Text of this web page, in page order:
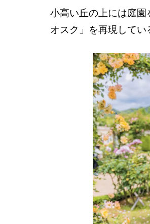
小高い丘の上には庭
オスク」を再現してい